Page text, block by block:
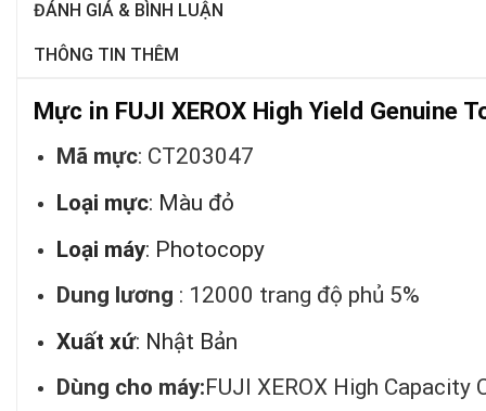
ĐÁNH GIÁ & BÌNH LUẬN
THÔNG TIN THÊM
Mực in FUJI XEROX High Yield Genuine
Mã mực: CT203047
Loại mực: Màu đỏ
Loại máy: Photocopy
Dung lương : 12000 trang độ phủ 5%
Xuất xứ: Nhật Bản
Dùng cho máy:FUJI XEROX High Capacity